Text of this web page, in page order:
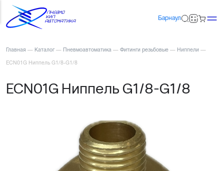
Барнаул
Главная — Каталог — Пневмоавтоматика — Фитинги резьбовые — Ниппели —
ECN01G Ниппель G1/8-G1/8
ECN01G Ниппель G1/8-G1/8